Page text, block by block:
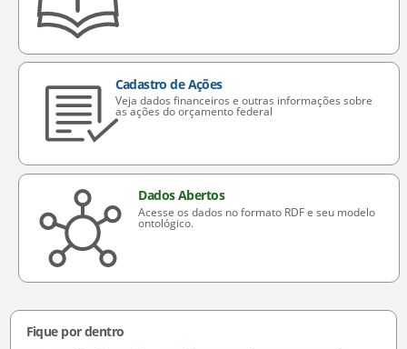
Cadastro de Ações
Veja dados financeiros e outras informações sobre
as ações do orçamento federal
Dados Abertos
Acesse os dados no formato RDF e seu modelo
ontológico.
Fique por dentro